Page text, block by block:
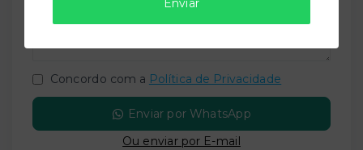
Concordo com a Política de Privacidade
Enviar por WhatsApp
Ou enviar por E-mail